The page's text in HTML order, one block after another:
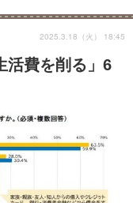
活費を削る」6
2025.3.18（火） 18:45